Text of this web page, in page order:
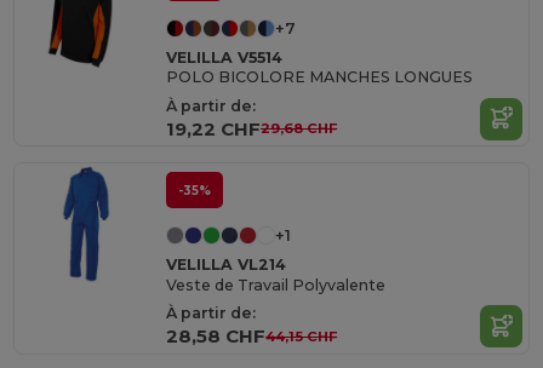
+7
VELILLA V5514
POLO BICOLORE MANCHES LONGUES
À partir de:
19,22 CHF29,68 CHF
-35%
+1
VELILLA VL214
Veste de Travail Polyvalente
À partir de:
28,58 CHF44,15 CHF